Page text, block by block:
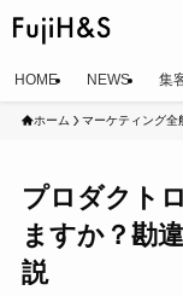
HOME NEWS 集
ホーム マーケティング全
プロダクト
ますか？勘
説